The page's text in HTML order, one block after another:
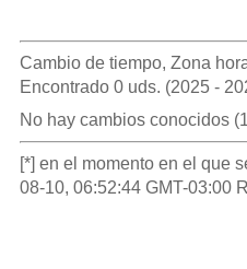
Cambio de tiempo, Zona
Encontrado 0 uds. (2025 -
No hay cambios conocidos
[*] en el momento en el que
08-10, 06:52:44 GMT-03:00